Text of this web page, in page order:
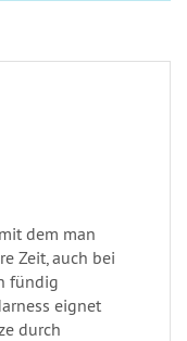
dem man
Zeit, auch bei
fündig
eignet
durch